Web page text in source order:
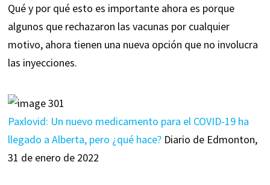
Qué y por qué esto es importante ahora es porque
algunos que rechazaron las vacunas por cualquier
motivo, ahora tienen una nueva opción que no involucra
las inyecciones.
Paxlovid: Un nuevo medicamento para el COVID-19 ha
llegado a Alberta, pero ¿qué hace? Diario de Edmonton,
31 de enero de 2022